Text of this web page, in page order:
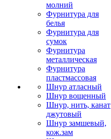
молний
Фурнитура для
белья
Фурнитура для
сумок
Фурнитура
металлическая
Фурнитура
пластмассовая
Шнур атласный
Шнур вощенный
Шнур, нить, канат
джутовый
Шнур замшевый,
кож.зам